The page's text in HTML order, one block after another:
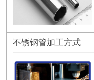
不锈钢管加工方式